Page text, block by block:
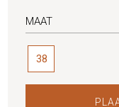
MAAT
38